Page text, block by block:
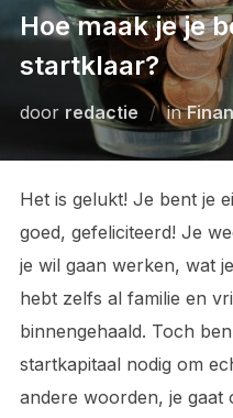
Hoe maak je je
startklaar?
door redactie in
Het is gelukt! Je bent je
goed, gefeliciteerd! Je
je wil gaan werken, wat
hebt zelfs al familie en
binnengehaald. Toch
startkapitaal nodig om
andere woorden, je gaat